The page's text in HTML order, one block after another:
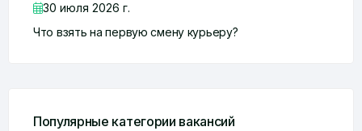
30 июля 2026 г.
Что взять на первую смену курьеру?
Популярные категории вакансий